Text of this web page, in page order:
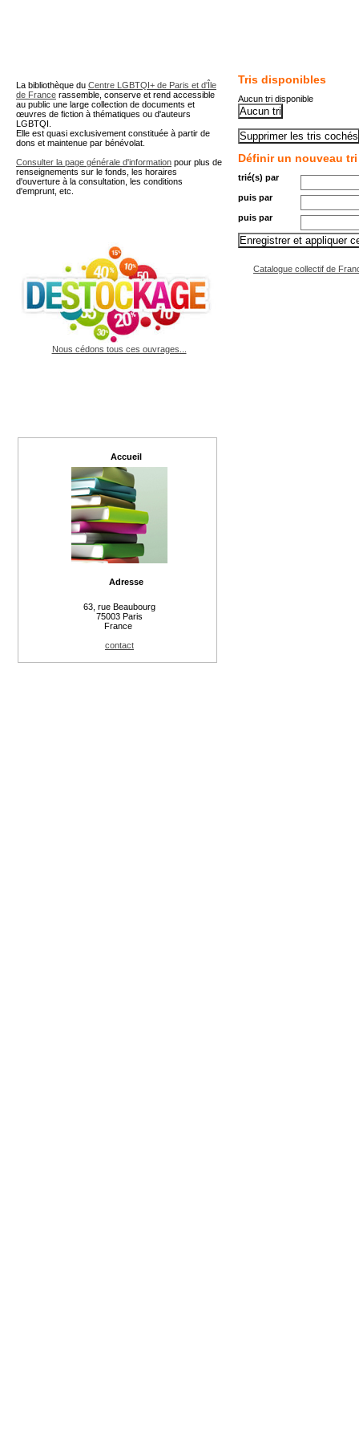
Tris disponibles
Aucun tri disponible
Définir un nouveau tri
trié(s) par
puis par
puis par
Catalogue collectif de
La bibliothèque du Centre LGBTQI+ de Paris et d'Île
de France rassemble, conserve et rend accessible
au public une large collection de documents et
œuvres de fiction à thématiques ou d'auteurs
LGBTQI.
Elle est quasi exclusivement constituée à partir de
dons et maintenue par bénévolat.
Consulter la page générale d'information pour plus de
renseignements sur le fonds, les horaires
d'ouverture à la consultation, les conditions
d'emprunt, etc.
Nous cédons tous ces ouvrages...
Accueil
Adresse
63, rue Beaubourg
75003 Paris
France
contact